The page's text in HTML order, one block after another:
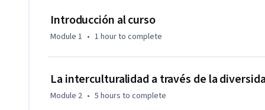
El/la estudiante de este MOOC desarrollará la capacidad
plurilingüismo, filiaciones, afiliaciones, visión cultural)
de alteridad en los discursos, acciones y toma de
espacios terceros y asumir el papel de mediador en su
sociales.
Introducción al curso
Module 1 • 1 hourto complete
La interculturalidad a través de la
Module 2 • 5 hours to complete